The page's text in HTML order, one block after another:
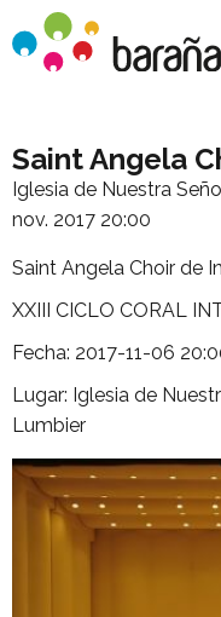
Saint Angela
Iglesia de Nuestra
nov. 2017 20:00
Saint Angela Choir de
XXIII CICLO CORAL
Fecha: 2017-11-06
Lugar: Iglesia de
Lumbier